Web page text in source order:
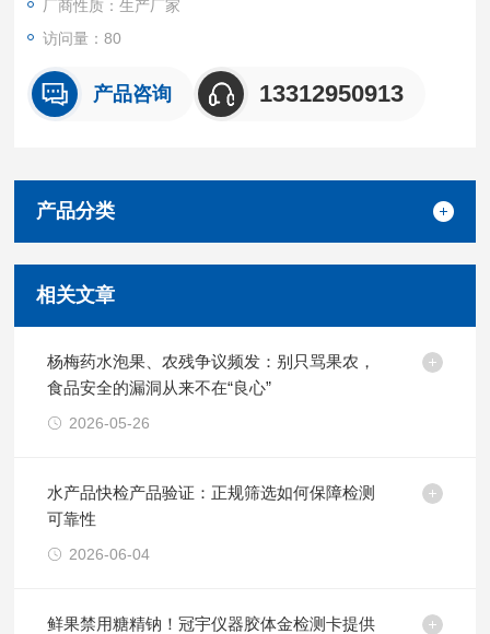
厂商性质：生产厂家
访问量：80
产品咨询 13312950913
产品分类
相关文章
杨梅药水泡果、农残争议频发：别只骂果农，
食品安全的漏洞从来不在“良心”
2026-05-26
水产品快检产品验证：正规筛选如何保障检测
可靠性
2026-06-04
鲜果禁用糖精钠！冠宇仪器胶体金检测卡提供